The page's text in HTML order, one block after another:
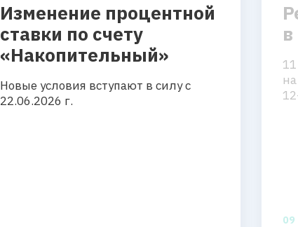
Изменение процентной
ставки по счету
«Накопительный»
Новые условия вступают в силу с
22.06.2026 г.